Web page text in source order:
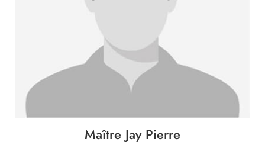
Immobilier
Famille
Patrimoine
Maître Jay Pierre